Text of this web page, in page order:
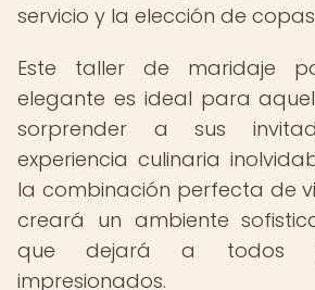
servicio y la elección de
Este taller de maridaje
elegante es ideal para
sorprender a sus
experiencia culinaria
la combinación perfecta de
creará un ambiente
que dejará a todos
impresionados.